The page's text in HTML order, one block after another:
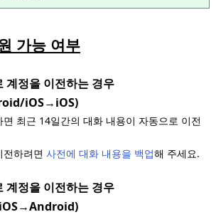
가능 여부
계정을 이전하는 경우
iOS→iOS)
최근 14일간의 대화 내용이 자동으로 이전
하려면 사전에 대화 내용을 백업해 주세요.
계정을 이전하는 경우